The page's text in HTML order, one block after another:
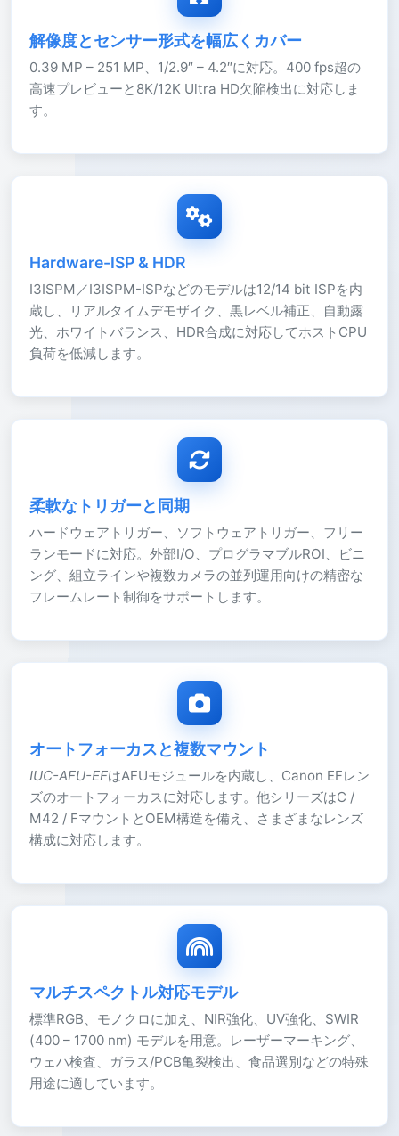
解像度とセンサー形式を幅広くカバー
0.39 MP – 251 MP、1/2.9″ – 4.2″に対応。400 fps超の
高速プレビューと8K/12K Ultra HD欠陥検出に対応しま
す。
Hardware-ISP & HDR
I3ISPM／I3ISPM-ISPなどのモデルは12/14 bit ISPを内
蔵し、リアルタイムデモザイク、黒レベル補正、自動露
光、ホワイトバランス、HDR合成に対応してホストCPU
負荷を低減します。
柔軟なトリガーと同期
ハードウェアトリガー、ソフトウェアトリガー、フリー
ランモードに対応。外部I/O、プログラマブルROI、ビニ
ング、組立ラインや複数カメラの並列運用向けの精密な
フレームレート制御をサポートします。
オートフォーカスと複数マウント
IUC-AFU-EFはAFUモジュールを内蔵し、Canon EFレン
ズのオートフォーカスに対応します。他シリーズはC /
M42 / FマウントとOEM構造を備え、さまざまなレンズ
構成に対応します。
マルチスペクトル対応モデル
標準RGB、モノクロに加え、NIR強化、UV強化、SWIR
(400 – 1700 nm) モデルを用意。レーザーマーキング、
ウェハ検査、ガラス/PCB亀裂検出、食品選別などの特殊
用途に適しています。